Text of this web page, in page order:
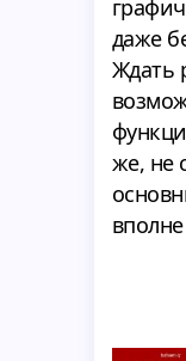
даже
Ждать
же, не